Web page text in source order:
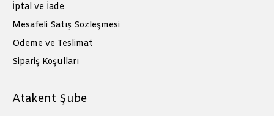
İptal ve İade
Mesafeli Satış Sözleşmesi
Ödeme ve Teslimat
Sipariş Koşulları
Atakent Şube